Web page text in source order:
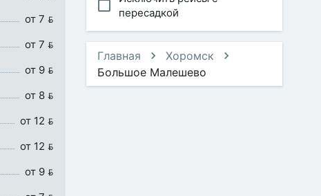
от 7 
от 7 
от 9 
от 8 
от 12 
от 12 
от 9 
пересадкой
Главная
Хоромск
Большое Малешево